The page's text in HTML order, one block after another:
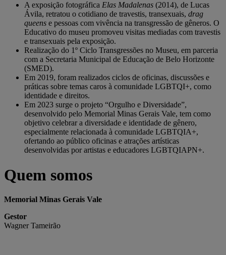
A exposição fotográfica Elas Madalenas (2014), de Lucas
Ávila, retratou o cotidiano de travestis, transexuais, drag
queens e pessoas com vivência na transgressão de gêneros. O
Educativo do museu promoveu visitas mediadas com travestis
e transexuais pela exposição.
Realização do 1º Ciclo Transgressões no Museu, em parceria
com a Secretaria Municipal de Educação de Belo Horizonte
(SMED).
Em 2019, foram realizados ciclos de oficinas, discussões e
práticas sobre temas caros à comunidade LGBTQI+, como
identidade e direitos.
Em 2023 surge o projeto “Orgulho e Diversidade”,
desenvolvido pelo Memorial Minas Gerais Vale, tem como
objetivo celebrar a diversidade e identidade de gênero,
especialmente relacionada à comunidade LGBTQIA+,
ofertando ao público oficinas e atrações artísticas
desenvolvidas por artistas e educadores LGBTQIAPN+.
Quem somos
Memorial Minas Gerais Vale
Gestor
Wagner Tameirão